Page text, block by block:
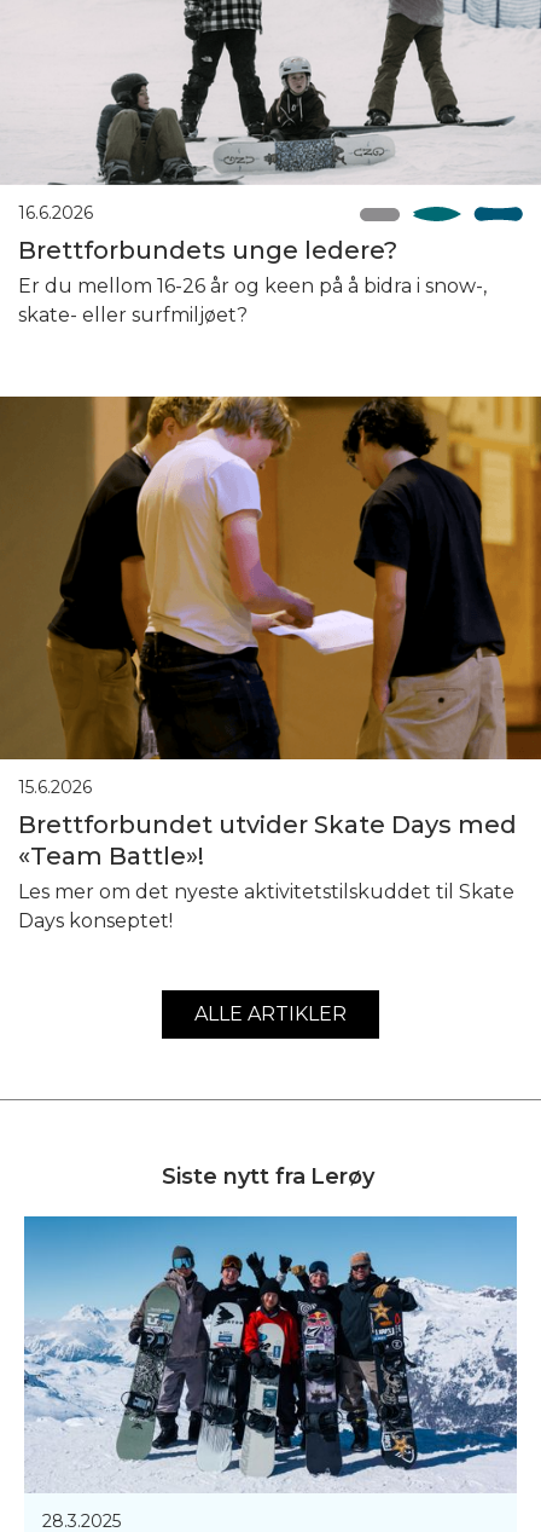
16.6.2026
Brettforbundets unge ledere?
Er du mellom 16-26 år og keen på å bidra i snow-,
skate- eller surfmiljøet?
15.6.2026
Brettforbundet utvider Skate Days med
«Team Battle»!
Les mer om det nyeste aktivitetstilskuddet til Skate
Days konseptet!
ALLE ARTIKLER
Siste nytt fra Lerøy
28.3.2025